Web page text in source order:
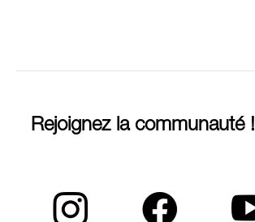
Rejoignez la communauté !